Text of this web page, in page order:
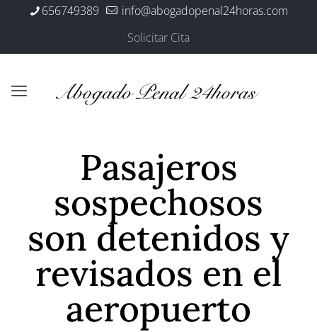
656749389
info@abogadopenal24horas.com
Solicitar Cita
Pasajeros
sospechosos
son detenidos y
revisados en el
aeropuerto